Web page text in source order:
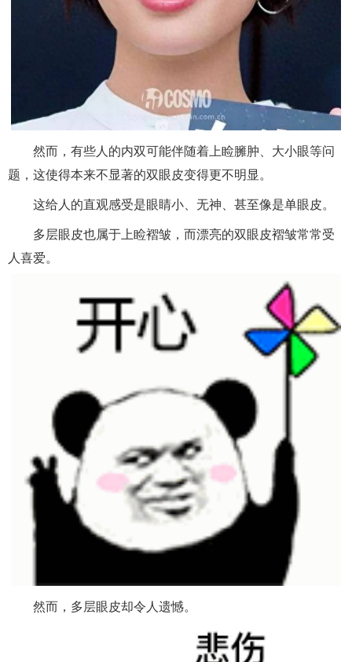
然而，有些人的内双可能伴随着上睑臃肿、大小眼等问
题，这使得本来不显著的双眼皮变得更不明显。
这给人的直观感受是眼睛小、无神、甚至像是单眼皮。
多层眼皮也属于上睑褶皱，而漂亮的双眼皮褶皱常常受
人喜爱。
然而，多层眼皮却令人遗憾。